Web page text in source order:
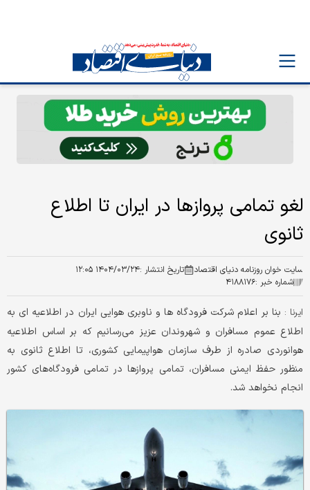
لغو تمامی پرواز‌ها در ایران تا اطلاع
ثانوی
سایت خوان روزنامه دنیای اقتصاد تاریخ انتشار :۱۴۰۴/۰۳/۲۴ ۱۲:۰۵
شماره خبر :۴۱۸۸۱۷۶
ایرنا : بنا بر اعلام شرکت فرودگاه ها و ناوبری هوایی ایران در اطلاعیه ای به
اطلاع عموم مسافران و شهروندان عزیز می‌رسانیم که بر اساس اطلاعیه
هوانوردی صادره از طرف سازمان هواپیمایی کشوری، تا اطلاع ثانوی به
منظور حفظ ایمنی مسافران، تمامی پروازها در تمامی فرودگاه‌های کشور
انجام نخواهد شد.